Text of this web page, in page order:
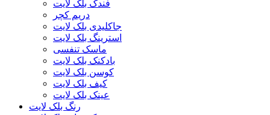
فندک بلک لایت
دریم کچر
جاکلیدی بلک لایت
استرینگ بلک لایت
ماسک تنفسی
بادکنک بلک لایت
کوسن بلک لایت
کیف بلک لایت
عینک بلک لایت
رنگ بلک لایت